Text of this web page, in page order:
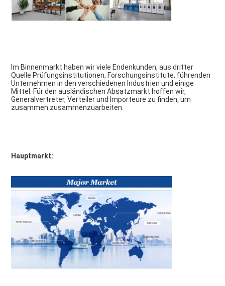
Im Binnenmarkt haben wir viele Endenkunden, aus dritter
Quelle Prüfungsinstitutionen, Forschungsinstitute, führenden
Unternehmen in den verschiedenen Industrien und einige
Mittel. Für den ausländischen Absatzmarkt hoffen wir,
Generalvertreter, Verteiler und Importeure zu finden, um
zusammen zusammenzuarbeiten.
Hauptmarkt: